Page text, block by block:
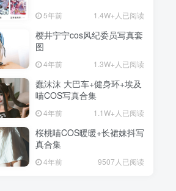
5年前 1.4W+人已阅读
樱井宁宁cos风纪委员写真套
图
4年前 1.3W+人已阅读
蠢沫沫 大巴车+健身环+埃及
喵COS写真合集
4年前 1.1W+人已阅读
桜桃喵COS暖暖+长裙妹抖写
真合集
4年前 9507人已阅读